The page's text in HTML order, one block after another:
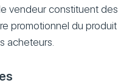
vendeur constituent des
promotionnel du produit
acheteurs.